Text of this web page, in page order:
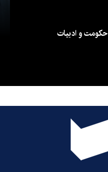
حکومت و ادبیات